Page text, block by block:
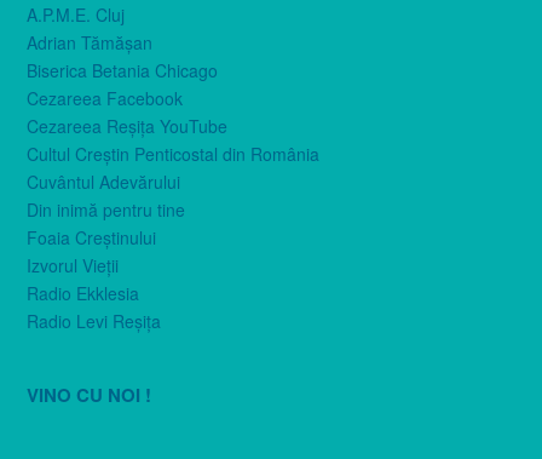
A.P.M.E. Cluj
Adrian Tămăşan
Biserica Betania Chicago
Cezareea Facebook
Cezareea Reşiţa YouTube
Cultul Creştin Penticostal din România
Cuvântul Adevărului
Din inimă pentru tine
Foaia Creştinului
Izvorul Vieţii
Radio Ekklesia
Radio Levi Reşiţa
VINO CU NOI !